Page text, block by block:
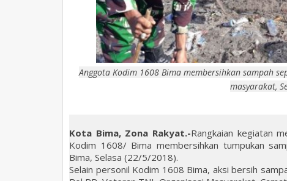
Anggota Kodim 1608 Bima membersihkan sampah
masyarakat,
Kota Bima, Zona Rakyat.-Rangkaian kegiatan
Kodim 1608/ Bima membersihkan tumpukan
Bima, Selasa (22/5/2018).
Selain personil Kodim 1608 Bima, aksi bersih